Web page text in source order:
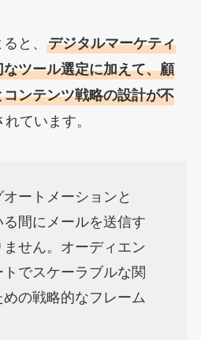
と、 デジタルマーケティ
ツール選定に加えて、顧
ンテンツ戦略の設計が不
ています。
ートメーションと
間にメールを送信す
せん。オーディエン
でスケーラブルな関
の戦略的なフレーム